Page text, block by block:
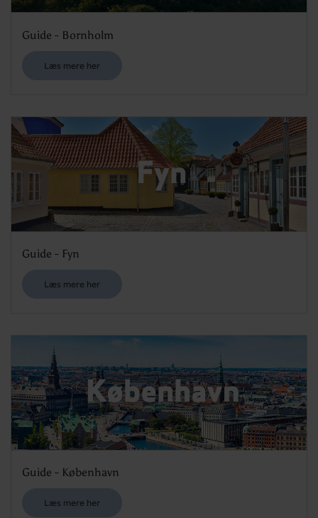
Guide - Bornholm
Læs mere her
Guide - Fyn
Læs mere her
Guide - København
Læs mere her